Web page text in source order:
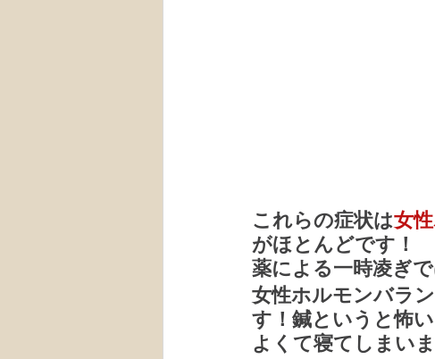
これらの症状は女
がほとんどです！
薬による一時凌ぎ
女性ホルモンバラ
す！鍼というと怖
よくて寝てしまいま